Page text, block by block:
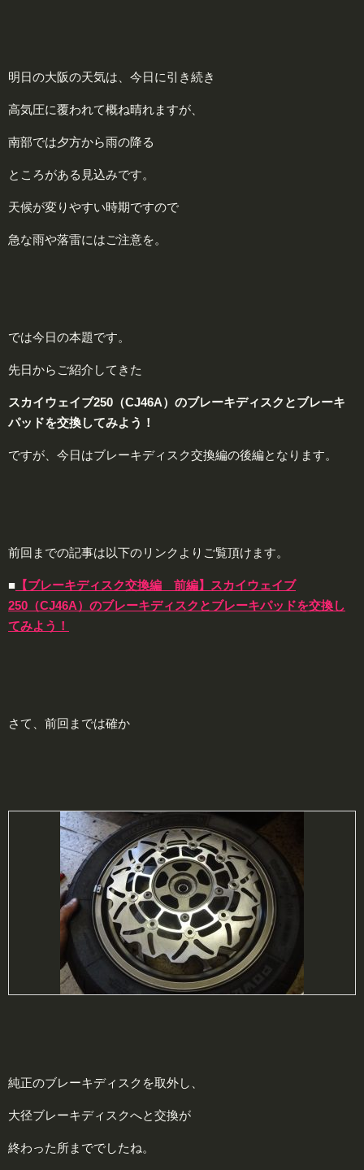
明日の大阪の天気は、今日に引き続き
高気圧に覆われて概ね晴れますが、
南部では夕方から雨の降る
ところがある見込みです。
天候が変りやすい時期ですので
急な雨や落雷にはご注意を。
では今日の本題です。
先日からご紹介してきた
スカイウェイブ250（CJ46A）のブレーキディスクとブレーキ
パッドを交換してみよう！
ですが、今日はブレーキディスク交換編の後編となります。
前回までの記事は以下のリンクよりご覧頂けます。
■ 【ブレーキディスク交換編 前編】スカイウェイブ
250（CJ46A）のブレーキディスクとブレーキパッドを交換し
てみよう！
さて、前回までは確か
純正のブレーキディスクを取外し、
大径ブレーキディスクへと交換が
終わった所まででしたね。